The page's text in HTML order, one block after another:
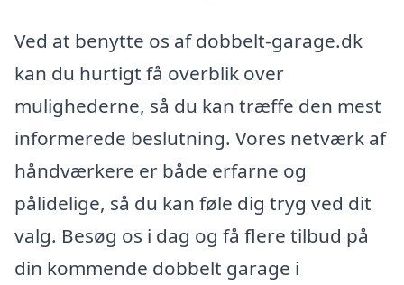
Ved at benytte os af dobbelt-garage.dk
kan du hurtigt få overblik over
mulighederne, så du kan træffe den mest
informerede beslutning. Vores netværk af
håndværkere er både erfarne og
pålidelige, så du kan føle dig tryg ved dit
valg. Besøg os i dag og få flere tilbud på
din kommende dobbelt garage i